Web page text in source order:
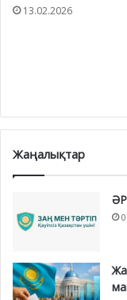
13.02.2026
Жаңалықтар